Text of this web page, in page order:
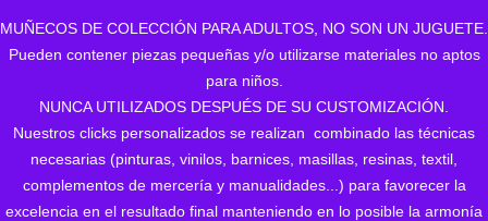
MUÑECOS DE COLECCIÓN PARA ADULTOS, NO SON UN JUGUETE.
Pueden contener piezas pequeñas y/o utilizarse materiales no aptos
para niños.
NUNCA UTILIZADOS DESPUÉS DE SU CUSTOMIZACIÓN.
Nuestros clicks personalizados se realizan combinado las técnicas
necesarias (pinturas, vinilos, barnices, masillas, resinas, textil,
complementos de mercería y manualidades...) para favorecer la
excelencia en el resultado final manteniendo en lo posible la armonía